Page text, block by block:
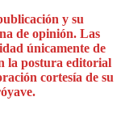
y su
de opinión. Las
únicamente de
la postura editorial
cortesía de su